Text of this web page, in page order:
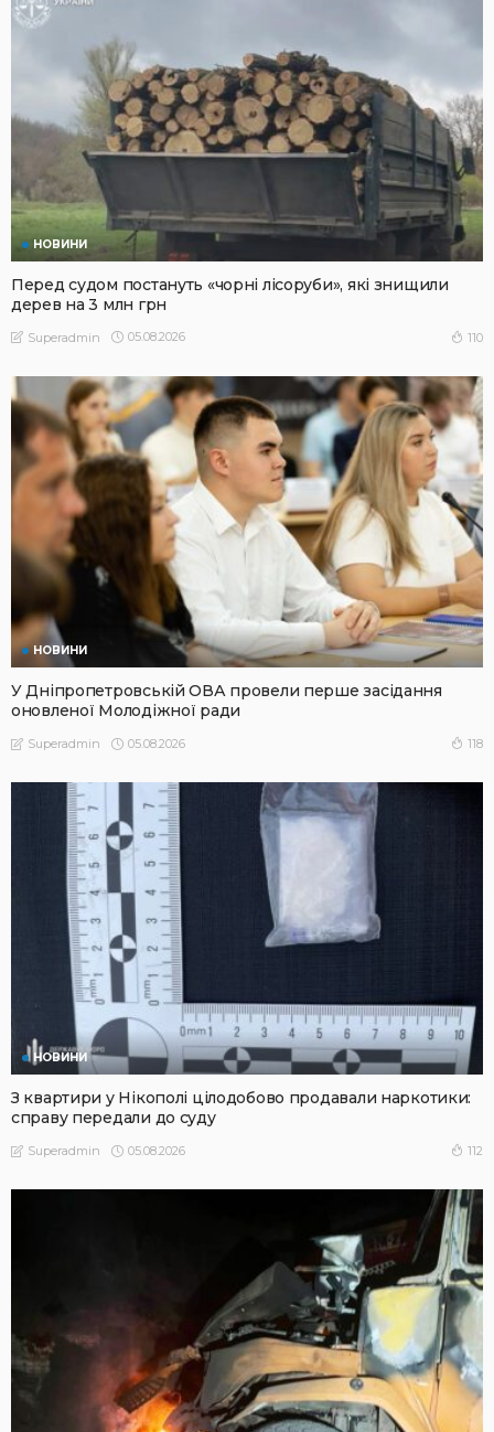
НОВИНИ
Перед судом постануть «чорні лісоруби», які знищили
дерев на 3 млн грн
Superadmin 05.08.2026 110
НОВИНИ
У Дніпропетровській ОВА провели перше засідання
оновленої Молодіжної ради
Superadmin 05.08.2026 118
НОВИНИ
З квартири у Нікополі цілодобово продавали наркотики:
справу передали до суду
Superadmin 05.08.2026 112